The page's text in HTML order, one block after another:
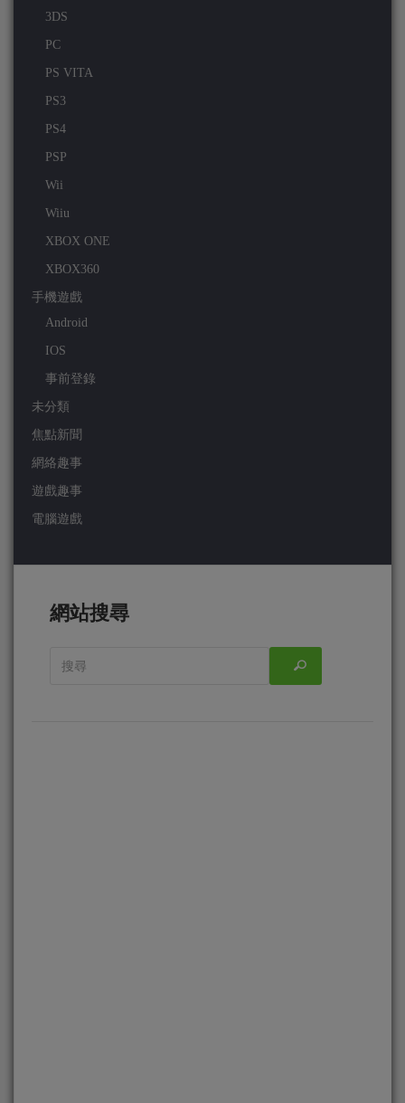
3DS
PC
PS VITA
PS3
PS4
PSP
Wii
Wiiu
XBOX ONE
XBOX360
手機遊戲
Android
IOS
事前登錄
未分類
焦點新聞
網絡趣事
遊戲趣事
電腦遊戲
網站搜尋